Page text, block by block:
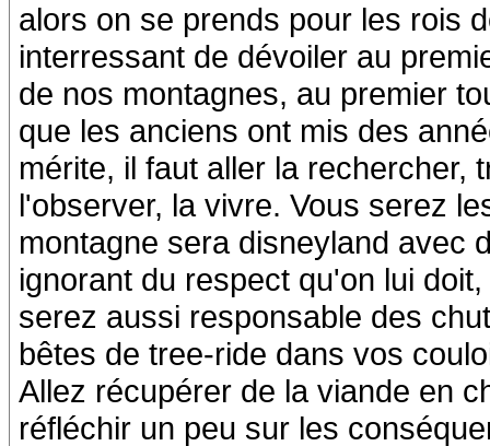
alors on se prends pour les rois
interressant de dévoiler au
de nos montagnes, au premier
que les anciens ont mis des
mérite, il faut aller la rechercher,
l'observer, la vivre. Vous serez
montagne sera disneyland avec
ignorant du respect qu'on lui
serez aussi responsable des
bêtes de tree-ride dans vos
Allez récupérer de la viande en
réfléchir un peu sur les